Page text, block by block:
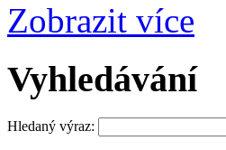
Zobrazit více
Vyhledávání
Hledaný výraz: